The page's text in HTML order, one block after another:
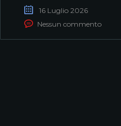
16 Luglio 2026
Nessun commento